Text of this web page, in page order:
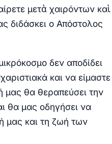
μετὰ χαιρόντων καὶ
διδάσκει ο Απόστολος
δεν αποδίδει
και να είμαστε
μας θα θεραπεύσει την
θα μας οδηγήσει να
μας και τη ζωή των